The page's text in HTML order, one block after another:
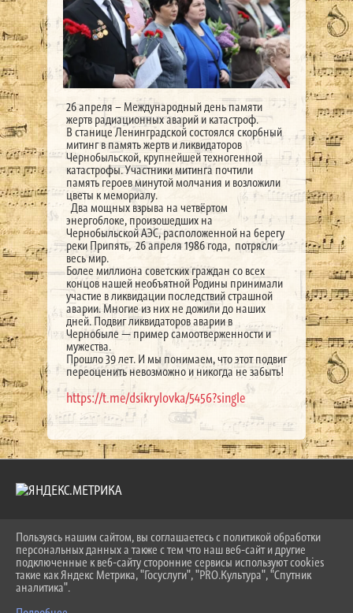
26 апреля – Международный день памяти
жертв радиационных аварий и катастроф.
В станице Ленинградской состоялся скорбный
митинг в память жертв и ликвидаторов
Чернобыльской, крупнейшей техногенной
катастрофы. Участники митинга почтили
память героев минутой молчания и возложили
цветы к мемориалу.
Два мощных взрыва на четвёртом
энергоблоке, произошедших на
Чернобыльской АЭС, расположенной на берегу
реки Припять, 26 апреля 1986 года, потрясли
весь мир.
Более миллиона советских граждан со всех
концов нашей необъятной Родины принимали
участие в ликвидации последствий страшной
аварии. Многие из них не дожили до наших
дней. Подвиг ликвидаторов аварии в
Чернобыле — пример самоотверженности и
мужества.
Прошло 39 лет. И мы понимаем, что этот подвиг
переоценить невозможно и никогда не забыть!
https://t.me/dsikrylovka/5456?single
2026 Г. LKDSHI.RU
ВХОД
КАРТА САЙТА
ПОЛИТИКА ОБРАБОТКИ ПЕРСОНАЛЬНЫХ ДАННЫХ
Пользуясь нашим сайтом, вы соглашаетесь с политикой обработки
персональных данных а также с тем что наш веб-сайт и другие
подключенные к веб-сайту сторонние сервисы используют cookies
такие как Яндекс Метрика, "Госуслуги", "PRO.Культура", "Спутник
аналитика".